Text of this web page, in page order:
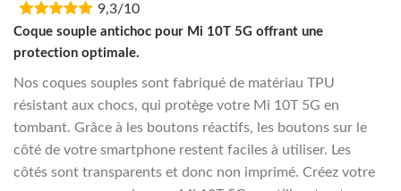
was:
€16,95.€13,55.
9,3/10
Coque souple antichoc pour Mi 10T 5G offrant une
protection optimale.
Nos coques souples sont fabriqué de matériau TPU
résistant aux chocs, qui protège votre Mi 10T 5G en
tombant. Grâce à les boutons réactifs, les boutons sur le
côté de votre smartphone restent faciles à utiliser. Les
côtés sont transparents et donc non imprimé. Créez votre